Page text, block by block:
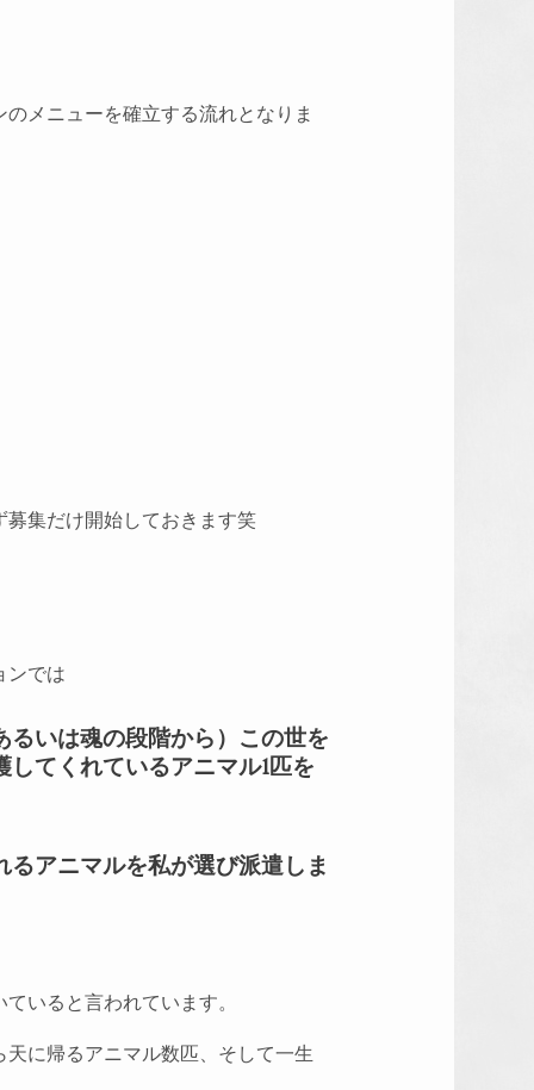
メニューを確立する流れとなりま
集だけ開始しておきます笑
ンでは
いは魂の段階から）この世を
てくれているアニマル1匹を
るアニマルを私が選び派遣しま
いると言われています。
に帰るアニマル数匹、そして一生